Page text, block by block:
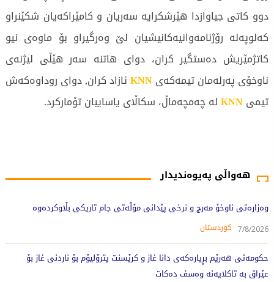
هەواڵی پەیوەندیدار
وەزارەتی ناوخۆ مەرج و نرخی پێدانی مۆڵەتی جام تاریکی بڵاوکردەوە
7/8/2026 کوردستان
حکومەتی هەرێم بڕیارەکەی دانا غاز و کرێسنت پترۆلیۆم بۆ ناردنی غاز بۆ
عێراق بە تاکلایەنە وەسف دەکات
دوو كاتی جیاوازدا هێرشكرایە سەریان و كامێراكەیان شكێنراو
كەلوپەلە رۆژنامەوانیەكانیشیان لێ وەرگیراو بۆ ماوەی نیو
كاتژمێریش دەستگیر كران، دوای هاتنە سەر هێڵی لیژنەی
ناوخۆی پەرلەمان تیمەكەیKNNئازاد كران, دوای روداوەكەش
تیمیKNNلە چەمچەماڵ، سكاڵای یاساییان تۆماركرد.